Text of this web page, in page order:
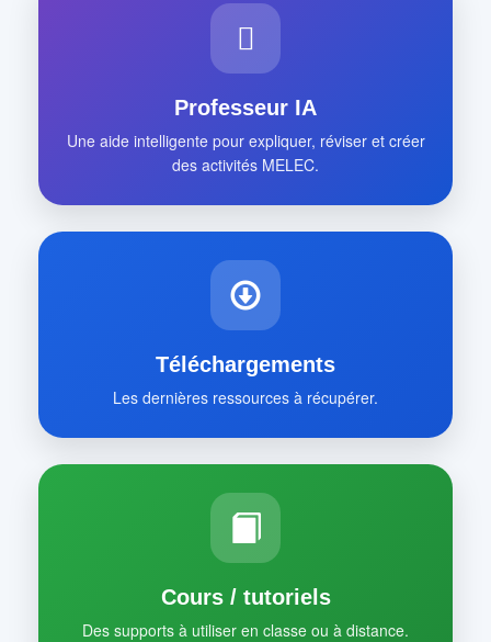
Professeur IA
Une aide intelligente pour expliquer, réviser et créer
des activités MELEC.
Téléchargements
Les dernières ressources à récupérer.
Cours / tutoriels
Des supports à utiliser en classe ou à distance.